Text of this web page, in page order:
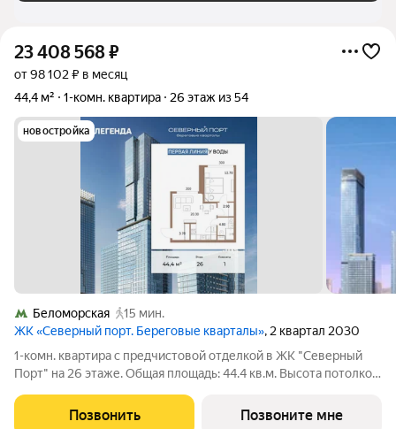
23 408 568₽
от 98 102 ₽ в месяц
44,4 м²
1-комн. квартира 26 этаж из 54
новостройка
Беломорская
15 мин.
ЖК «Северный порт. Береговые кварталы», 2 квартал 2030
1-комн. квартира с предчистовой отделкой в ЖК "Северный
Порт" на 26 этаже. Общая площадь: 44.4 кв.м. Высота потолков
одноподъездный, высотой 54 этажа. На этаже 11 квартир. В
Позвонить Позвоните мне